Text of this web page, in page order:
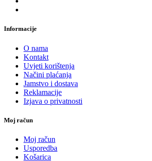
Informacije
O nama
Kontakt
Uvjeti korištenja
Načini plaćanja
Jamstvo i dostava
Reklamacije
Izjava o privatnosti
Moj račun
Moj račun
Usporedba
Košarica